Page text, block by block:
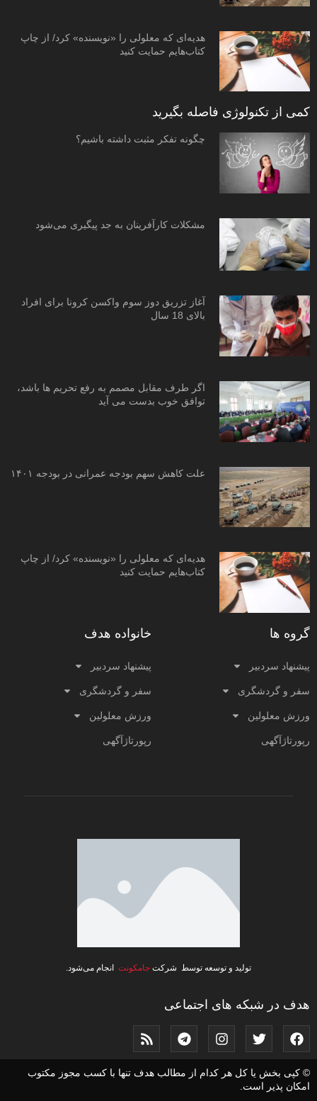
هدیه‌ای که معلولی را «نویسنده» کرد/ از چاپ
کتاب‌هایم حمایت کنید
کمی از تکنولوژی فاصله بگیرید
چگونه تفکر مثبت داشته باشیم؟
مشکلات کارآفرینان به جد پیگیری می‌شود
آغاز تزریق دوز سوم واکسن کرونا برای افراد
بالای 18 سال
اگر طرف مقابل مصمم به رفع تحریم ها باشد،
توافق خوب بدست می آید
علت کاهش سهم بودجه عمرانی در بودجه ۱۴۰۱
هدیه‌ای که معلولی را «نویسنده» کرد/ از چاپ
کتاب‌هایم حمایت کنید
گروه ها
پیشنهاد سردبیر
سفر و گردشگری
ورزش معلولین
رپورتاژآگهی
خانواده هدف
پیشنهاد سردبیر
سفر و گردشگری
ورزش معلولین
رپورتاژآگهی
تولید و توسعه توسط شرکت جامکونت انجام می‌شود.
هدف در شبکه های اجتماعی
© کپی بخش یا کل هر کدام از مطالب هدف تنها با کسب مجوز مکتوب
امکان پذیر است.